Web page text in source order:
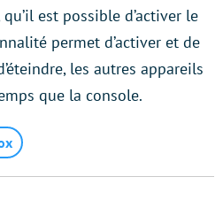
est possible d’activer le
permet d’activer et de
les autres appareils
que la console.